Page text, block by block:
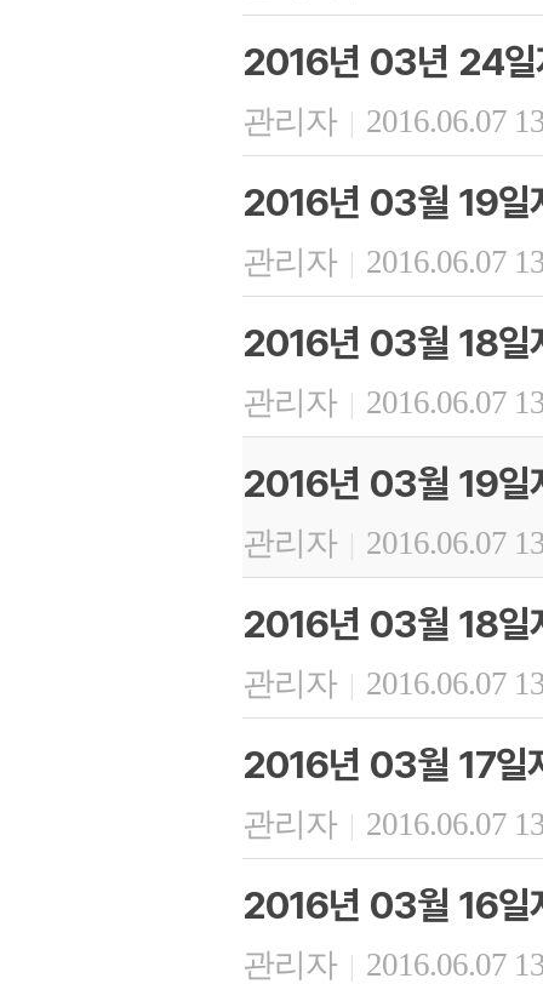
2016년 03년 24일
관리자 | 2016.06.07
2016년 03월 19일
관리자 | 2016.06.07
2016년 03월 18일
관리자 | 2016.06.07
2016년 03월 19일
관리자 | 2016.06.07
2016년 03월 18일
관리자 | 2016.06.07
2016년 03월 17일
관리자 | 2016.06.07
2016년 03월 16일
관리자 | 2016.06.07